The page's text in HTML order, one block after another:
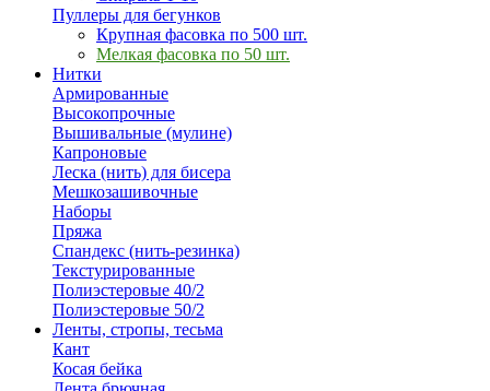
Пуллеры для бегунков
Крупная фасовка по 500 шт.
Мелкая фасовка по 50 шт.
Нитки
Армированные
Высокопрочные
Вышивальные (мулине)
Капроновые
Леска (нить) для бисера
Мешкозашивочные
Наборы
Пряжа
Спандекс (нить-резинка)
Текстурированные
Полиэстеровые 40/2
Полиэстеровые 50/2
Ленты, стропы, тесьма
Кант
Косая бейка